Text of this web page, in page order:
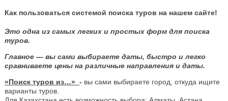
Как пользоваться системой поиска туров на нашем сайте!
Это одна из самых легких и простых форм для поиска
туров.
Главное — вы сами выбираете даты, быстро и легко
сравниваете цены на различные направления и даты.
«Поиск туров из…» - вы сами выбираете город, откуда ищите
варианты туров.